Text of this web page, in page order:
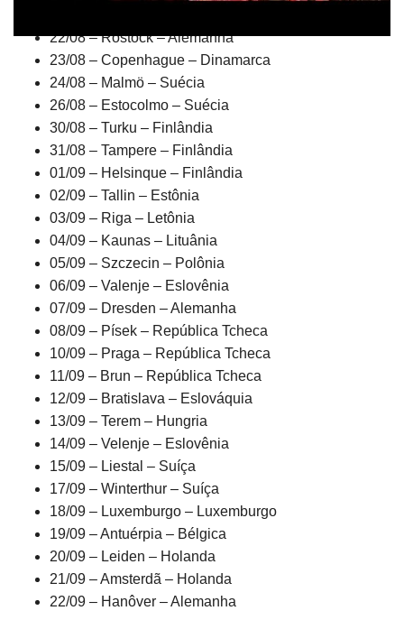
22/08 – Rostock – Alemanha
23/08 – Copenhague – Dinamarca
24/08 – Malmö – Suécia
26/08 – Estocolmo – Suécia
30/08 – Turku – Finlândia
31/08 – Tampere – Finlândia
01/09 – Helsinque – Finlândia
02/09 – Tallin – Estônia
03/09 – Riga – Letônia
04/09 – Kaunas – Lituânia
05/09 – Szczecin – Polônia
06/09 – Valenje – Eslovênia
07/09 – Dresden – Alemanha
08/09 – Písek – República Tcheca
10/09 – Praga – República Tcheca
11/09 – Brun – República Tcheca
12/09 – Bratislava – Eslováquia
13/09 – Terem – Hungria
14/09 – Velenje – Eslovênia
15/09 – Liestal – Suíça
17/09 – Winterthur – Suíça
18/09 – Luxemburgo – Luxemburgo
19/09 – Antuérpia – Bélgica
20/09 – Leiden – Holanda
21/09 – Amsterdã – Holanda
22/09 – Hanôver – Alemanha